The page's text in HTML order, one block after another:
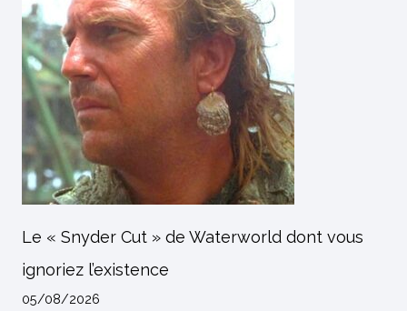
Le « Snyder Cut » de Waterworld dont vous
ignoriez l’existence
05/08/2026